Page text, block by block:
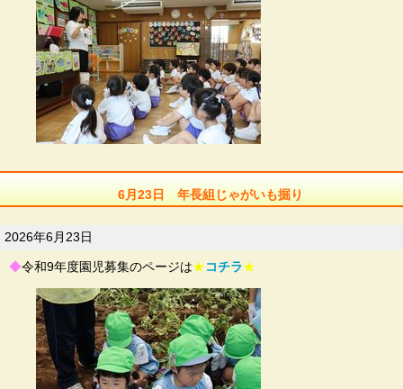
6月23日 年長組じゃがいも掘り
2026年6月23日
◆令和9年度園児募集のページは★コチラ★